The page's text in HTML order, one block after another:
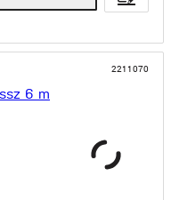
2211070
6 m